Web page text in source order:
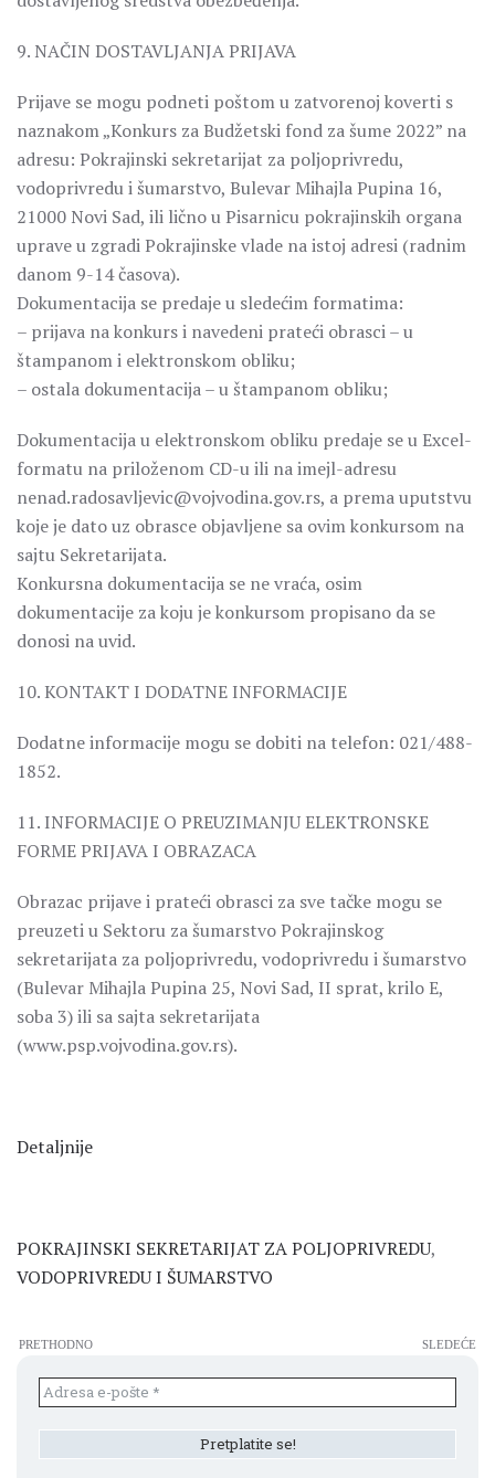
9. NAČIN DOSTAVLJANJA PRIJAVA
Prijave se mogu podneti poštom u zatvorenoj koverti s
naznakom „Konkurs za Budžetski fond za šume 2022” na
adresu: Pokrajinski sekretarijat za poljoprivredu,
vodoprivredu i šumarstvo, Bulevar Mihajla Pupina 16,
21000 Novi Sad, ili lično u Pisarnicu pokrajinskih organa
uprave u zgradi Pokrajinske vlade na istoj adresi (radnim
danom 9-14 časova).
Dokumentacija se predaje u sledećim formatima:
– prijava na konkurs i navedeni prateći obrasci – u
štampanom i elektronskom obliku;
– ostala dokumentacija – u štampanom obliku;
Dokumentacija u elektronskom obliku predaje se u Excel-
formatu na priloženom CD-u ili na imejl-adresu
nenad.radosavljevic@vojvodina.gov.rs, a prema uputstvu
koje je dato uz obrasce objavljene sa ovim konkursom na
sajtu Sekretarijata.
Konkursna dokumentacija se ne vraća, osim
dokumentacije za koju je konkursom propisano da se
donosi na uvid.
10. KONTAKT I DODATNE INFORMACIJE
Dodatne informacije mogu se dobiti na telefon: 021/488-
1852.
11. INFORMACIJE O PREUZIMANJU ELEKTRONSKE
FORME PRIJAVA I OBRAZACA
Obrazac prijave i prateći obrasci za sve tačke mogu se
preuzeti u Sektoru za šumarstvo Pokrajinskog
sekretarijata za poljoprivredu, vodoprivredu i šumarstvo
(Bulevar Mihajla Pupina 25, Novi Sad, II sprat, krilo E,
soba 3) ili sa sajta sekretarijata
(www.psp.vojvodina.gov.rs).
Detaljnije
POKRAJINSKI SEKRETARIJAT ZA POLJOPRIVREDU,
VODOPRIVREDU I ŠUMARSTVO
PRETHODNO SLEDEĆE